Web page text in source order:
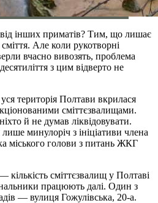
інших приматів? Тим, що лишає
Але коли рукотворні
вчасно вивозять, проблема
з цим відверто не
територія Полтави вкрилася
сміттєзвалищами.
й не думав ліквідовувати.
минулоріч з ініціативи члена
міського голови з питань ЖКГ
кількість сміттєзвалищ у Полтаві
працюють далі. Один з
— вулиця Гожулівська, 20-а.